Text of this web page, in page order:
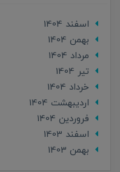
اسفند 1404
بهمن 1404
مرداد 1404
تير 1404
خرداد 1404
ارديبهشت 1404
فروردین 1404
اسفند 1403
بهمن 1403